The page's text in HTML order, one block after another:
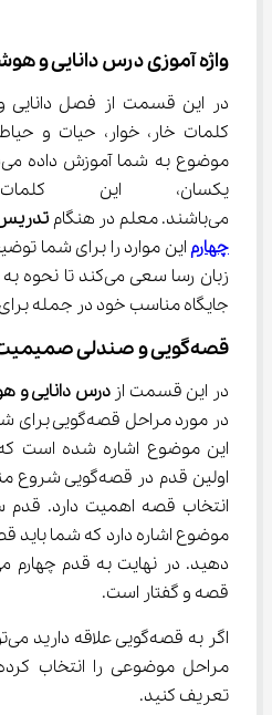
واژه آموزی درس دانایی و
در این قسمت از فصل دانایی
کلمات خار، خوار، حیات و
یکسان، این
می‌باشند. معلم در هنگام
چهارم
زبان رسا سعی می‌کند
جایگاه مناسب خود در جمله
قصه‌گویی و صندلی صمیمیت
در این قسمت از درس دانایی و
در مورد مراحل
اولین قدم در
انتخاب قصه اهمیت دارد.
موضوع اشاره دارد که شما
قصه و گفتار است.
مراحل موضوعی را انتخاب
تعریف کنید.